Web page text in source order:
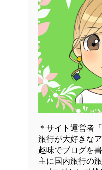
＊サイト運営者
旅行が大好きな
趣味でブログを
主に国内旅行の